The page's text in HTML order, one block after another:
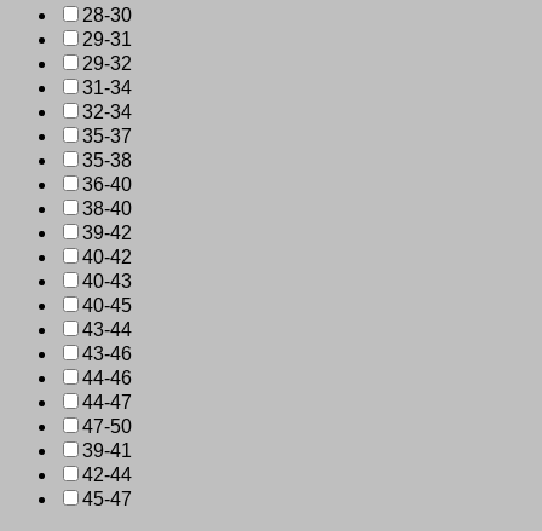
28-30
29-31
29-32
31-34
32-34
35-37
35-38
36-40
38-40
39-42
40-42
40-43
40-45
43-44
43-46
44-46
44-47
47-50
39-41
42-44
45-47